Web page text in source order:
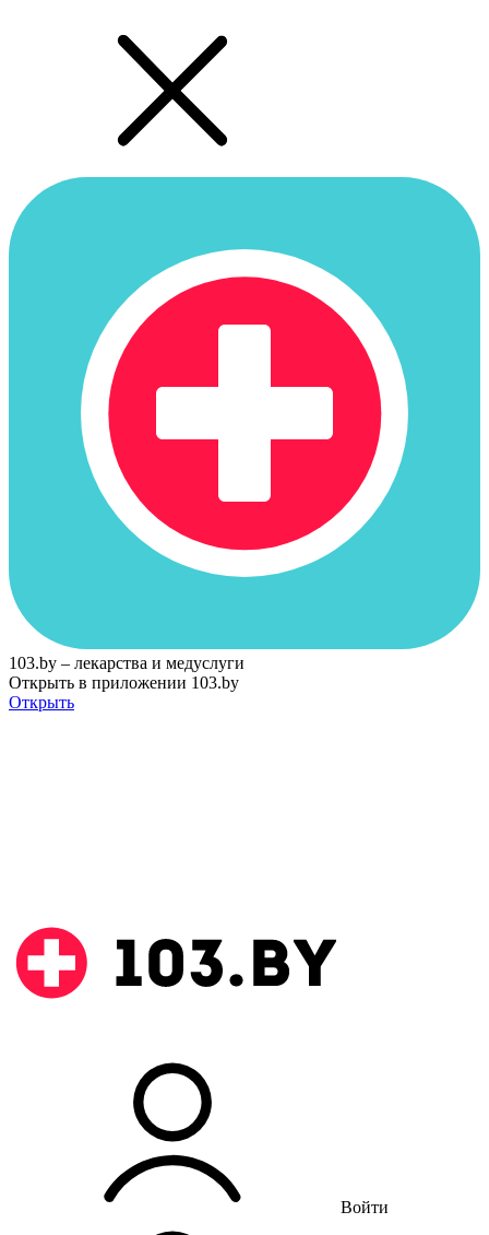
103.by – лекарства и медуслуги
Открыть в приложении 103.by
Открыть
Войти